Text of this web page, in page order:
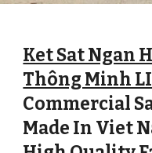
Ket Sat Ngan
Thông Minh
Commercial
Made In Viet